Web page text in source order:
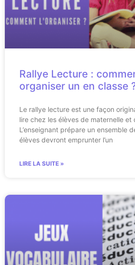
Rallye Lecture :
organiser un en classe
Le rallye lecture est une façon
lire chez les élèves de maternelle et
L’enseignant prépare un ensemble
élèves devront emprunter l’un
LIRE LA SUITE »